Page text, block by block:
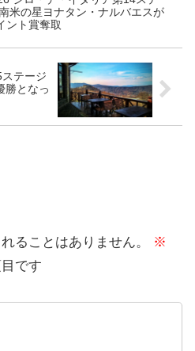
ント賞奪取
テージ
勝となっ
ることはありません。
※
です